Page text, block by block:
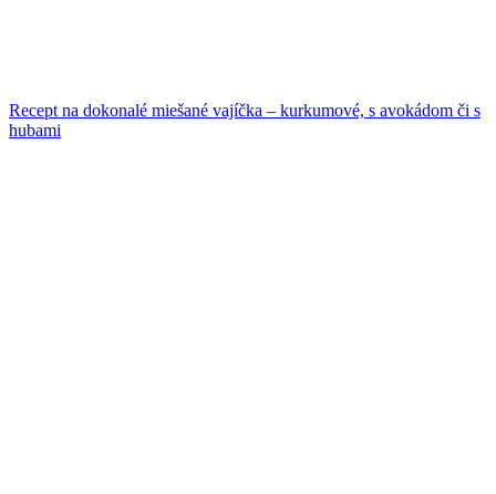
Recept na dokonalé miešané vajíčka – kurkumové, s avokádom či s
hubami